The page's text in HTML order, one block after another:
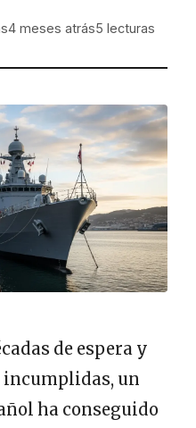
4 meses atrás5 lecturas
de espera y
incumplidas, un
ha conseguido